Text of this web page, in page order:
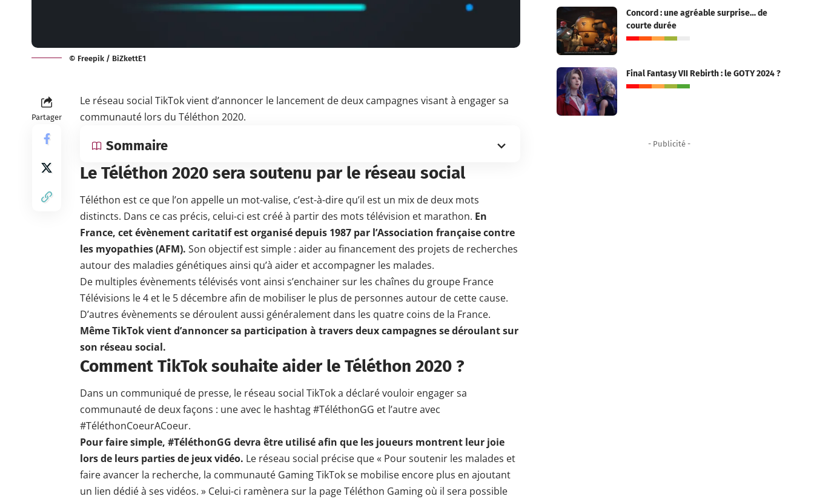
© Freepik / BiZkettE1
Partager
Le réseau social TikTok vient d’annoncer le lancement de deux campagnes visant à engager sa
communauté lors du Téléthon 2020.
Sommaire
Le Téléthon 2020 sera soutenu par le réseau social
Téléthon est ce que l’on appelle un mot-valise, c’est-à-dire qu’il est un mix de deux mots
distincts. Dans ce cas précis, celui-ci est créé à partir des mots télévision et marathon. En
France, cet évènement caritatif est organisé depuis 1987 par l’Association française contre
les myopathies (AFM). Son objectif est simple : aider au financement des projets de recherches
autour des maladies génétiques ainsi qu’à aider et accompagner les malades.
De multiples évènements télévisés vont ainsi s’enchainer sur les chaînes du groupe France
Télévisions le 4 et le 5 décembre afin de mobiliser le plus de personnes autour de cette cause.
D’autres évènements se déroulent aussi généralement dans les quatre coins de la France.
Même TikTok vient d’annoncer sa participation à travers deux campagnes se déroulant sur
son réseau social.
Comment TikTok souhaite aider le Téléthon 2020 ?
Dans un communiqué de presse, le réseau social TikToka déclaré vouloir engager sa
communauté de deux façons : une avec le hashtag #TéléthonGG et l’autre avec
#TéléthonCoeurACoeur.
Pour faire simple, #TéléthonGG devra être utilisé afin que les joueurs montrent leur joie
lors de leurs parties de jeux vidéo. Le réseau social précise que « Pour soutenir les malades et
faire avancer la recherche, la communauté Gaming TikTok se mobilise encore plus en ajoutant
un lien dédié à ses vidéos. » Celui-ci ramènera sur la page Téléthon Gaming où il sera possible
Concord : une agréable surprise… de
courte durée
Final Fantasy VII Rebirth : le GOTY 2024 ?
- Publicité -